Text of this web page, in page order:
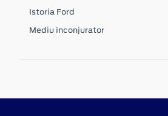
Istoria Ford
Mediu inconjurator